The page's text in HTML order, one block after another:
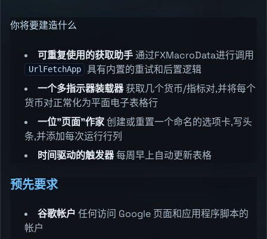
你将要建造什么
可重复使用的获取助手通过FXMacroData进行调用
UrlFetchApp
具有内置的重试和后置逻辑
一个多指示器装载器获取几个货币/指标对,并将每个
货币对正常化为平面电子表格行
一位"页面"作家创建或重置一个命名的选项卡,写头
条,并添加每次运行行列
时间驱动的触发器每周早上自动更新表格
预先要求
谷歌帐户 任何访问 Google 页面和应用程序脚本的
帐户